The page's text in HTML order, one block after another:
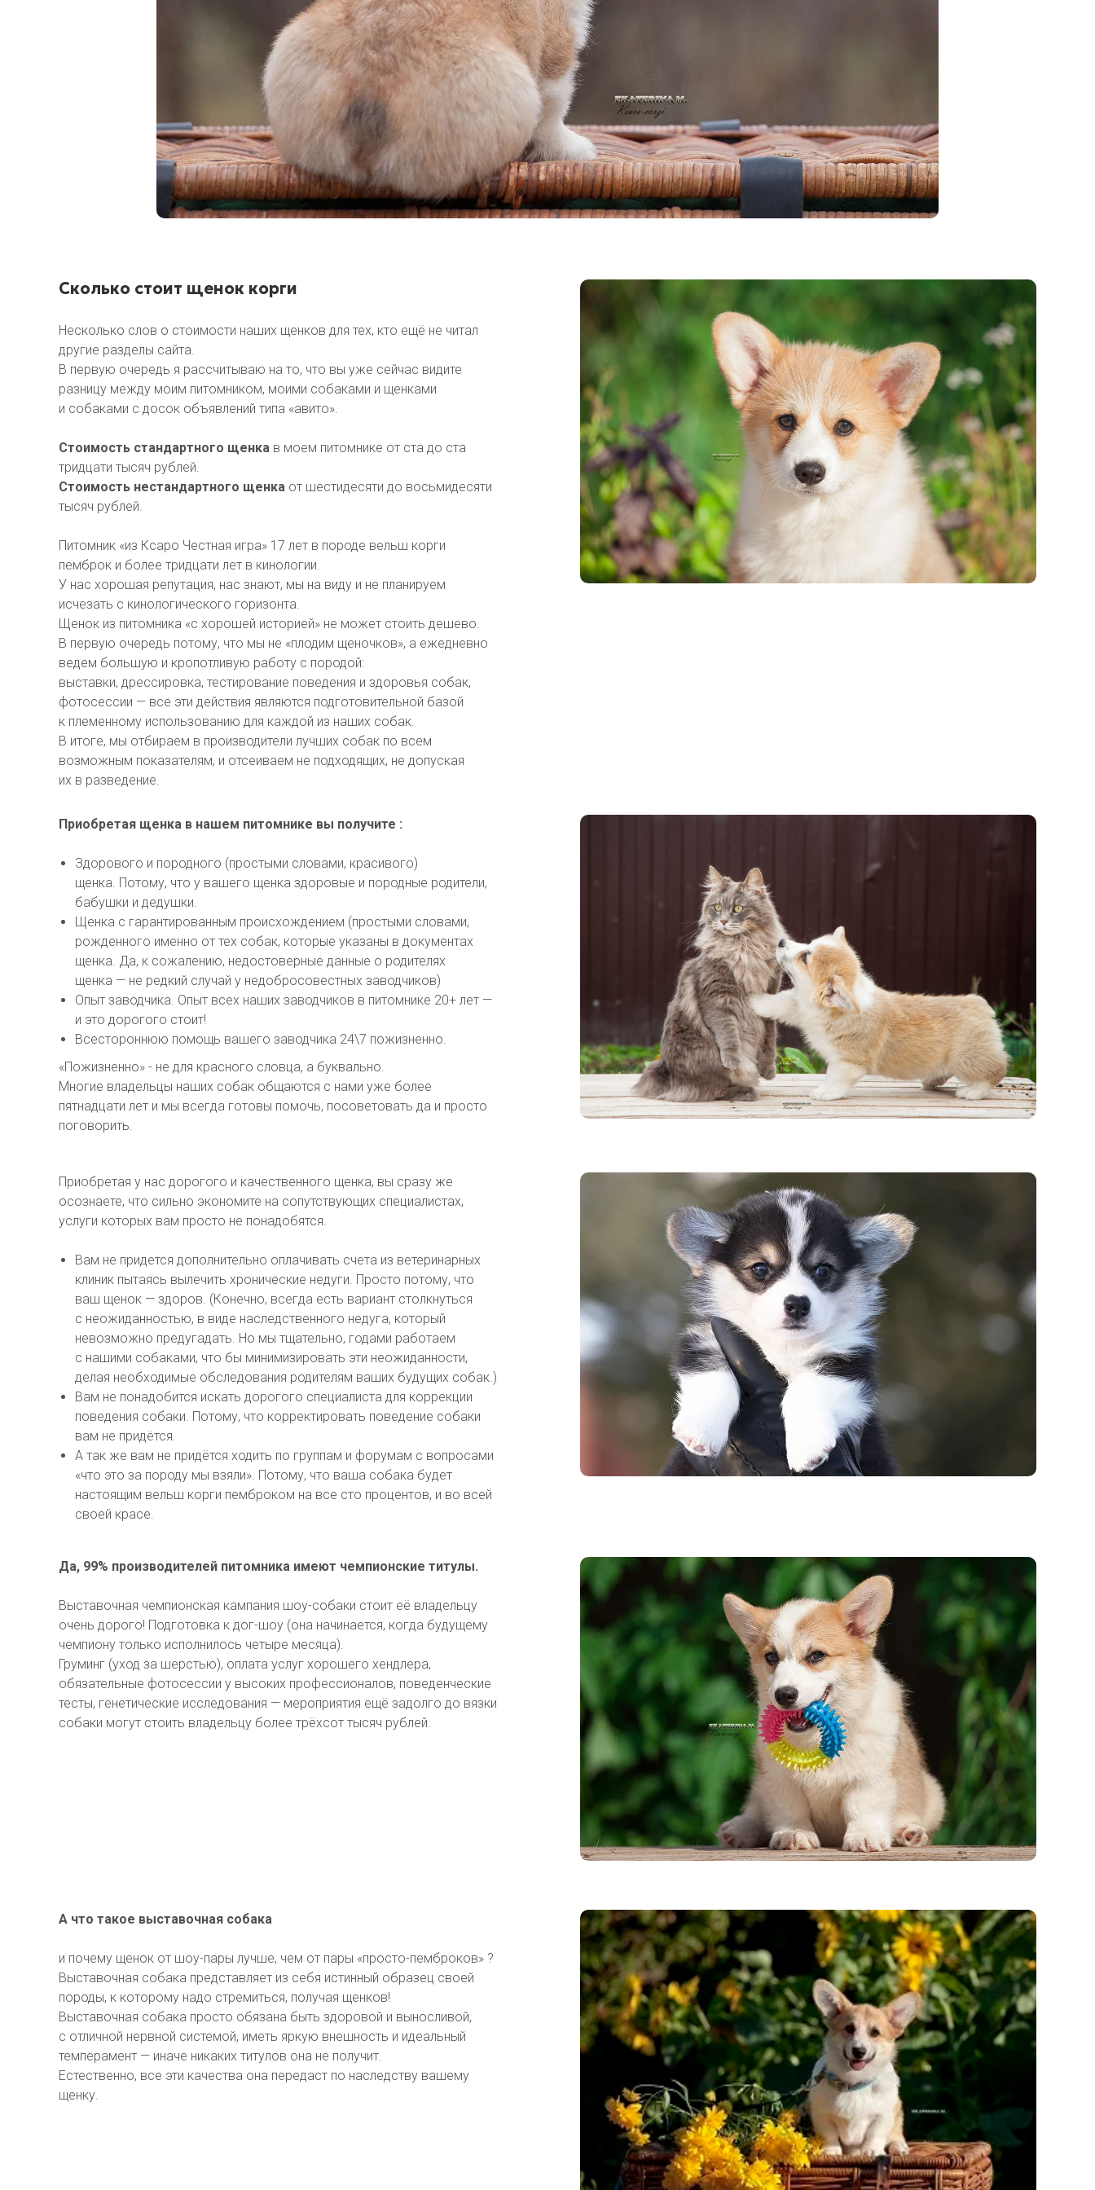
Сколько стоит щенок корги
Несколько слов о стоимости наших щенков для тех, кто ещё не читал
другие разделы сайта.
В первую очередь я рассчитываю на то, что вы уже сейчас видите
разницу между моим питомником, моими собаками и щенками
и собаками с досок объявлений типа «авито».
Стоимость стандартного щенка в моем питомнике от ста до ста
тридцати тысяч рублей.
Стоимость нестандартного щенка от шестидесяти до восьмидесяти
тысяч рублей.
Питомник «из Ксаро Честная игра» 17 лет в породе вельш корги
пемброк и более тридцати лет в кинологии.
У нас хорошая репутация, нас знают, мы на виду и не планируем
исчезать с кинологического горизонта.
Щенок из питомника «с хорошей историей» не может стоить дешево.
В первую очередь потому, что мы не «плодим щеночков», а ежедневно
ведем большую и кропотливую работу с породой:
выставки, дрессировка, тестирование поведения и здоровья собак,
фотосессии — все эти действия являются подготовительной базой
к племенному использованию для каждой из наших собак.
В итоге, мы отбираем в производители лучших собак по всем
возможным показателям, и отсеиваем не подходящих, не допуская
их в разведение.
Приобретая щенка в нашем питомнике вы получите :
Здорового и породного (простыми словами, красивого)
щенка. Потому, что у вашего щенка здоровые и породные родители,
бабушки и дедушки.
Щенка с гарантированным происхождением (простыми словами,
рожденного именно от тех собак, которые указаны в документах
щенка. Да, к сожалению, недостоверные данные о родителях
щенка — не редкий случай у недобросовестных заводчиков)
Опыт заводчика. Опыт всех наших заводчиков в питомнике 20+ лет —
и это дорогого стоит!
Всестороннюю помощь вашего заводчика 24\7 пожизненно.
«Пожизненно» - не для красного словца, а буквально.
Многие владельцы наших собак общаются с нами уже более
пятнадцати лет и мы всегда готовы помочь, посоветовать да и просто
поговорить.
Приобретая у нас дорогого и качественного щенка, вы сразу же
осознаете, что сильно экономите на сопутствующих специалистах,
услуги которых вам просто не понадобятся.
Вам не придется дополнительно оплачивать счета из ветеринарных
клиник пытаясь вылечить хронические недуги. Просто потому, что
ваш щенок — здоров. (Конечно, всегда есть вариант столкнуться
с неожиданностью, в виде наследственного недуга, который
невозможно предугадать. Но мы тщательно, годами работаем
с нашими собаками, что бы минимизировать эти неожиданности,
делая необходимые обследования родителям ваших будущих собак.)
Вам не понадобится искать дорогого специалиста для коррекции
поведения собаки. Потому, что корректировать поведение собаки
вам не придётся.
А так же вам не придётся ходить по группам и форумам с вопросами
«что это за породу мы взяли». Потому, что ваша собака будет
настоящим вельш корги пемброком на все сто процентов, и во всей
своей красе.
Да, 99% производителей питомника имеют чемпионские титулы.
Выставочная чемпионская кампания шоу-собаки стоит её владельцу
очень дорого! Подготовка к дог-шоу (она начинается, когда будущему
чемпиону только исполнилось четыре месяца).
Груминг (уход за шерстью), оплата услуг хорошего хендлера,
обязательные фотосессии у высоких профессионалов, поведенческие
тесты, генетические исследования — мероприятия ещё задолго до вязки
собаки могут стоить владельцу более трёхсот тысяч рублей.
А что такое выставочная собака
и почему щенок от шоу-пары лучше, чем от пары «просто-пемброков» ?
Выставочная собака представляет из себя истинный образец своей
породы, к которому надо стремиться, получая щенков!
Выставочная собака просто обязана быть здоровой и выносливой,
с отличной нервной системой, иметь яркую внешность и идеальный
темперамент — иначе никаких титулов она не получит.
Естественно, все эти качества она передаст по наследству вашему
щенку.